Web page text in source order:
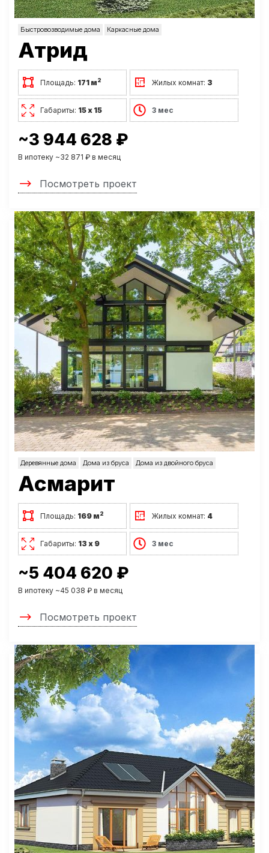
Быстровозводимые дома Каркасные дома
Атрид
Площадь: 171 м2 Жилых комнат: 3
Габариты: 15 х 15 3 мес
~3 944 628 ₽
В ипотеку ~32 871 ₽ в месяц
Посмотреть проект
Деревянные дома Дома из бруса Дома из двойного бруса
Асмарит
Площадь: 169 м2 Жилых комнат: 4
Габариты: 13 х 9 3 мес
~5 404 620 ₽
В ипотеку ~45 038 ₽ в месяц
Посмотреть проект